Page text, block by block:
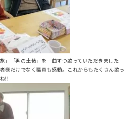
」「男の土俵」を一曲ずつ歌っていただきました
様だけでなく職員も感動。これからもたくさん歌っ
‼